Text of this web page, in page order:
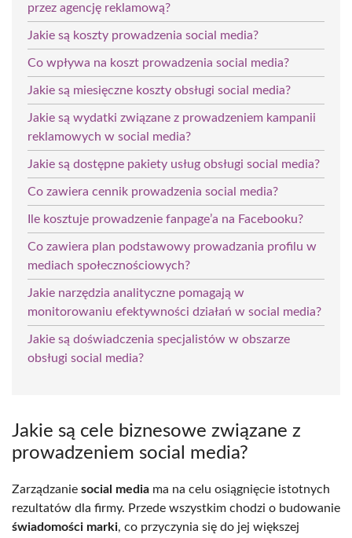
przez agencję reklamową?
Jakie są koszty prowadzenia social media?
Co wpływa na koszt prowadzenia social media?
Jakie są miesięczne koszty obsługi social media?
Jakie są wydatki związane z prowadzeniem kampanii
reklamowych w social media?
Jakie są dostępne pakiety usług obsługi social media?
Co zawiera cennik prowadzenia social media?
Ile kosztuje prowadzenie fanpage’a na Facebooku?
Co zawiera plan podstawowy prowadzania profilu w
mediach społecznościowych?
Jakie narzędzia analityczne pomagają w
monitorowaniu efektywności działań w social media?
Jakie są doświadczenia specjalistów w obszarze
obsługi social media?
Jakie są cele biznesowe związane z
prowadzeniem social media?
Zarządzanie social media ma na celu osiągnięcie istotnych
rezultatów dla firmy. Przede wszystkim chodzi o budowanie
świadomości marki, co przyczynia się do jej większej